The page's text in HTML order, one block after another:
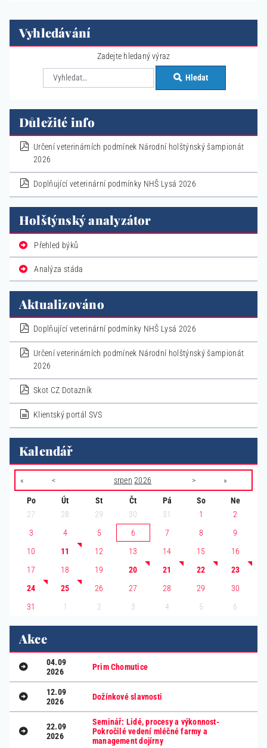
Vyhledávání
Zadejte hledaný výraz
Hledat
Důležité info
pdf
Určení veterinárních podmínek Národní holštýnský šampionát
2026
pdf
Doplňující veterinární podmínky NHŠ Lysá 2026
Holštýnský analyzátor
Přehled býků
Analýza stáda
Aktualizováno
pdf
Doplňující veterinární podmínky NHŠ Lysá 2026
pdf
Určení veterinárních podmínek Národní holštýnský šampionát
2026
pdf
Skot CZ Dotazník
dokument
Klientský portál SVS
Kalendář
« < srpen 2026 > »
Po Út St Čt Pá So
Ne
27
28 29 30 31 1
2
3
4 5 6 7 8
9
10
11 12 13 14 15
16
17
18 19 20 21 22
23
24
25 26 27 28 29
30
31
1 2 3 4 5 6
Akce
04.09
2026
Prim Chomutice
12.09
2026
Dožínkové slavnosti
22.09
2026
Seminář: Lidé, procesy a výkonnost-
Pokročilé vedení mléčné farmy a
management dojírny